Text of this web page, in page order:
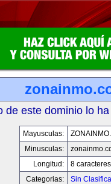
de este dominio lo
Mayusculas:
Minusculas:
Longitud:
8 caracteres
Categorias:
Sin